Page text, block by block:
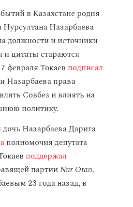
в Казахстане родня
Нурсултана Назарбаева
должности и источники
и цитаты стараются
февраля Токаев подписал
Назарбаева права
Совбез и влиять на
политику.
Назарбаева Дарига
полномочия депутата
поддержал
партииNur Otan,
23 года назад, в